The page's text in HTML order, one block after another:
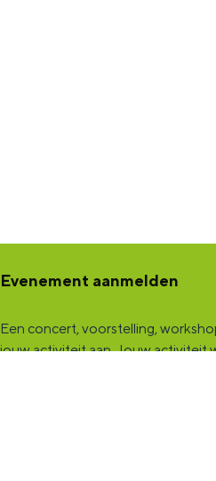
Evenement aanmelden
Een concert, voorstelling,
jouw activiteit aan. Jouw activiteit